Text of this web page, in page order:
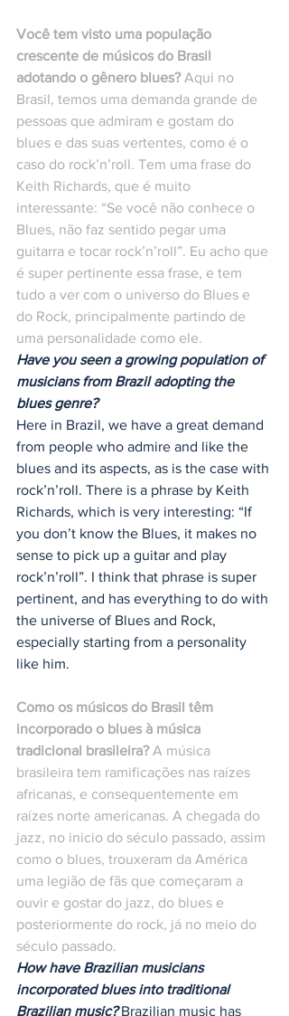
Você tem visto uma população
crescente de músicos do Brasil
adotando o gênero blues? Aqui no
Brasil, temos uma demanda grande de
pessoas que admiram e gostam do
blues e das suas vertentes, como é o
caso do rock’n’roll. Tem uma frase do
Keith Richards, que é muito
interessante: “Se você não conhece o
Blues, não faz sentido pegar uma
guitarra e tocar rock’n’roll”. Eu acho que
é super pertinente essa frase, e tem
tudo a ver com o universo do Blues e
do Rock, principalmente partindo de
uma personalidade como ele.
Have you seen a growing population of
musicians from Brazil adopting the
blues genre?
Here in Brazil, we have a great demand
from people who admire and like the
blues and its aspects, as is the case with
rock’n’roll. There is a phrase by Keith
Richards, which is very interesting: “If
you don’t know the Blues, it makes no
sense to pick up a guitar and play
rock’n’roll”. I think that phrase is super
pertinent, and has everything to do with
the universe of Blues and Rock,
especially starting from a personality
like him.
Como os músicos do Brasil têm
incorporado o blues à música
tradicional brasileira? A música
brasileira tem ramificações nas raízes
africanas, e consequentemente em
raízes norte americanas. A chegada do
jazz, no inicio do século passado, assim
como o blues, trouxeram da América
uma legião de fãs que começaram a
ouvir e gostar do jazz, do blues e
posteriormente do rock, já no meio do
século passado.
How have Brazilian musicians
incorporated blues into traditional
Brazilian music? Brazilian music has